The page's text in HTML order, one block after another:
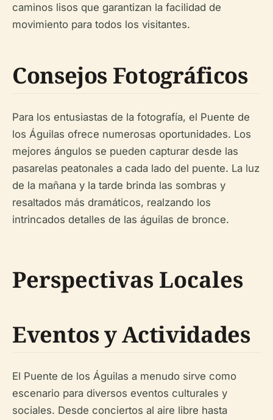
caminos lisos que garantizan la facilidad de
movimiento para todos los visitantes.
Consejos Fotográficos
Para los entusiastas de la fotografía, el Puente de
los Águilas ofrece numerosas oportunidades. Los
mejores ángulos se pueden capturar desde las
pasarelas peatonales a cada lado del puente. La luz
de la mañana y la tarde brinda las sombras y
resaltados más dramáticos, realzando los
intrincados detalles de las águilas de bronce.
Perspectivas Locales
Eventos y Actividades
El Puente de los Águilas a menudo sirve como
escenario para diversos eventos culturales y
sociales. Desde conciertos al aire libre hasta